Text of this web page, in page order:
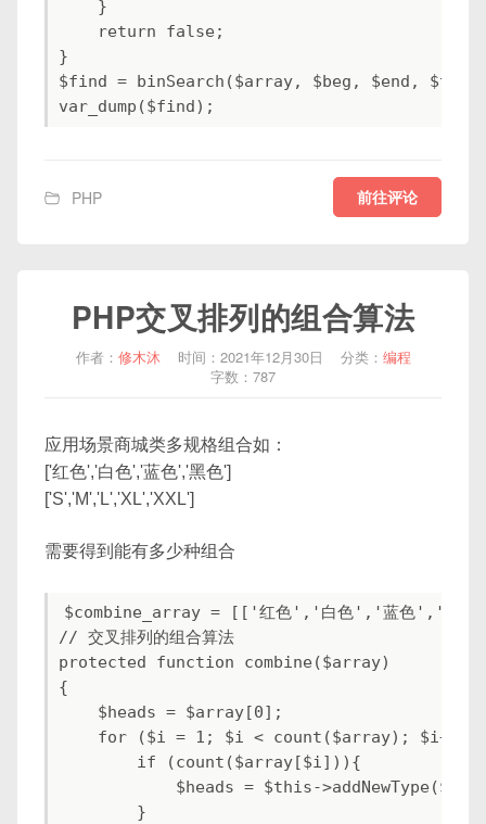
    }
    return false;
}
$find = binSearch($array, $beg, $end,
var_dump($find);
PHP 前往评论
PHP交叉排列的组合算法
作者： 修木沐 时间：2021年12月30日 分类： 编程
字数：787
应用场景商城类多规格组合如：
['红色','白色','蓝色','黑色']
['S','M','L','XL','XXL']
需要得到能有多少种组合
$combine_array = [['红色','白色','蓝色','
// 交叉排列的组合算法
protected function combine($array)
{
    $heads = $array[0];
    for ($i = 1; $i < count($array); $i++){
        if (count($array[$i])){
$heads = $this-
        }